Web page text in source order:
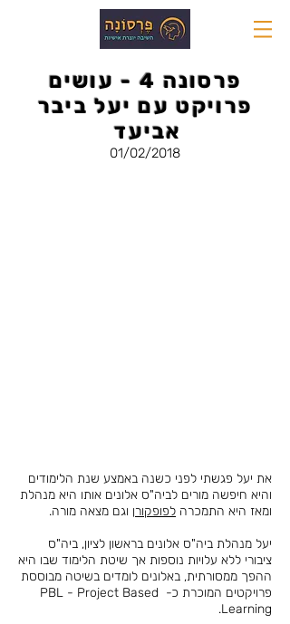
פרסונה 4 - עושים
פרויקט עם יעל ביבר
אביעד
01/02/2018
את יעל פגשתי לפני כשנה באמצע שנת הלימודים
והיא חיפשה מורים לביה"ס אלונים אותו היא מנהלת
ומאז היא התמכרה לפופקורן וגם מצאה מורה.
יעל מנהלת ביה"ס אלונים בראשון לציון, ביה"ס
ציבורי ללא עלויות נוספות אך שיטת הלימוד שבו היא
ההפך ממסורתית, באלונים לומדים בשיטה מבוססת
פרויקטים המוכרת כ- PBL - Project Based
Learning.